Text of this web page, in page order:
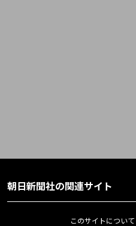
朝日新聞社の関連サイト
このサイトについて